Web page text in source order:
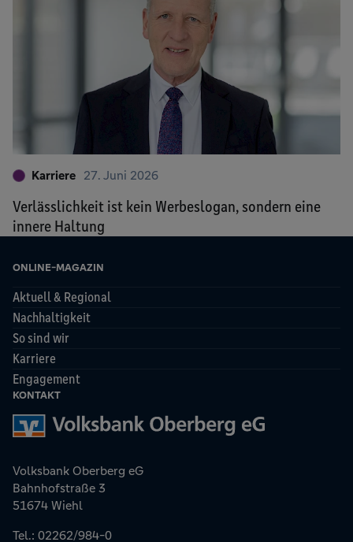
Karriere 27. Juni 2026
Verlässlichkeit ist kein Werbeslogan, sondern eine
innere Haltung
ONLINE-MAGAZIN
Aktuell & Regional
Nachhaltigkeit
So sind wir
Karriere
Engagement
KONTAKT
Volksbank Oberberg eG
Bahnhofstraße 3
51674 Wiehl
Tel.: 02262/984-0